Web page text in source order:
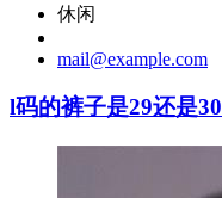
休闲
mail@example.com
l码的裤子是29还是30